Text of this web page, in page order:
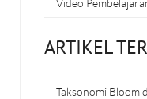
Video
ARTIKEL
Taksonomi Bloom